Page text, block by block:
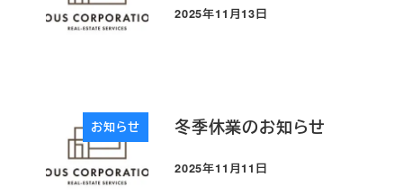
投稿日
2025年11月13日
お知らせ 冬季休業のお知らせ
投稿日
2025年11月11日